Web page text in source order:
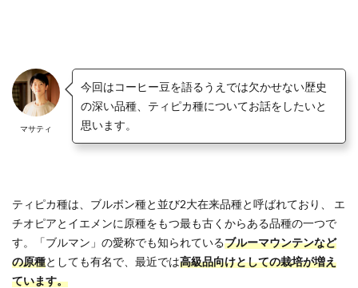
マサティ
今回はコーヒー豆を語るうえでは欠かせない歴史
の深い品種、 ティピカ種についてお話をしたいと
思います。
ティピカ種は、ブルボン種と並び2大在来品種と呼ばれており、 エ
チオピアとイエメンに原種をもつ最も古くからある品種の一つで
す。「ブルマン」の愛称でも知られているブルーマウンテンなど
の原種としても有名で、最近では高級品向けとしての栽培が増え
ています。